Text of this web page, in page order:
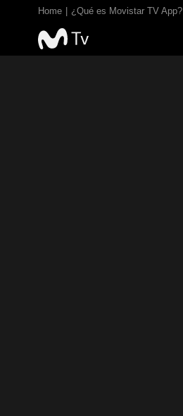
Home ¿Qué es Movistar TV App?